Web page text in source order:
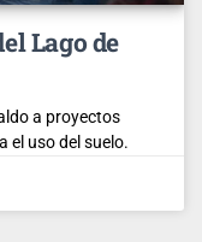
Lago de
a proyectos
el uso del suelo.